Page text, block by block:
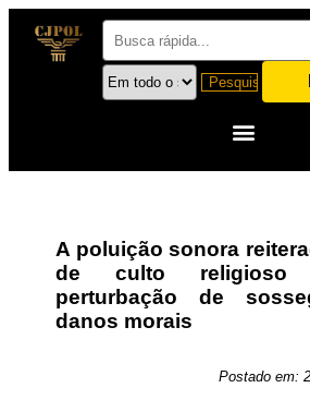
A poluição sonora
de culto religioso
perturbação de
danos morais
Postado em: